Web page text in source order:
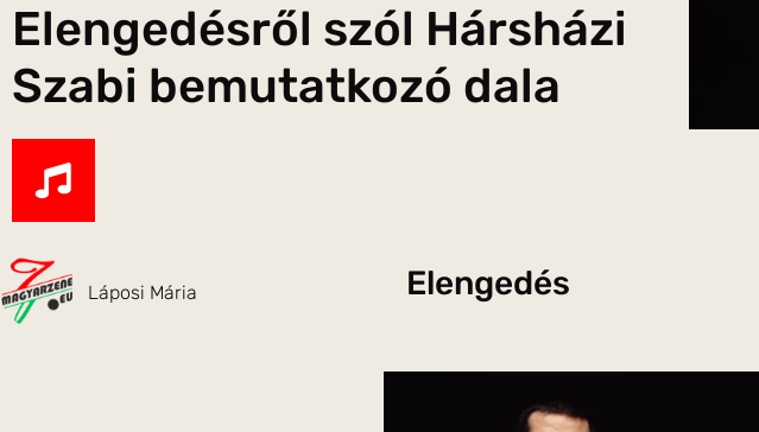
Elengedésről szól Hársházi
Szabi bemutatkozó dala
Láposi Mária Elengedés